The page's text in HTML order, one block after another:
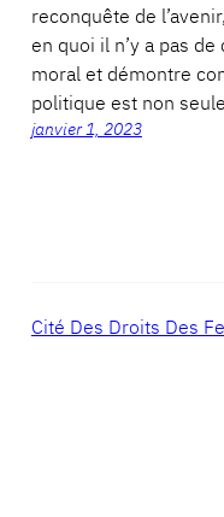
reconquête de
en quoi il n’y a pas
moral et démontre
politique est non
janvier 1, 2023
Cité Des Droits Des